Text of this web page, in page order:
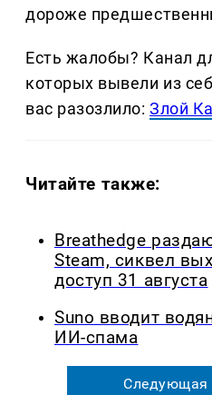
дороже
Есть жалобы? Канал
которых вывели из
вас разозлило:Злой
Читайте также:
Breathedge
Steam, сиквел
доступ 31 августа
Suno вводит
ИИ-спама
Следующая